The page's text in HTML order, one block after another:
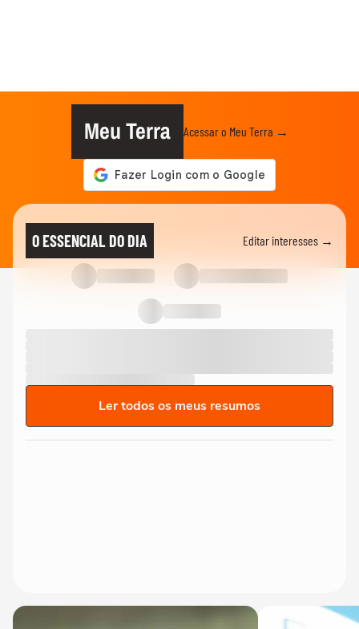
Meu Terra Acessar o Meu Terra →
O ESSENCIAL DO DIA Editar interesses →
Ler todos os meus resumos